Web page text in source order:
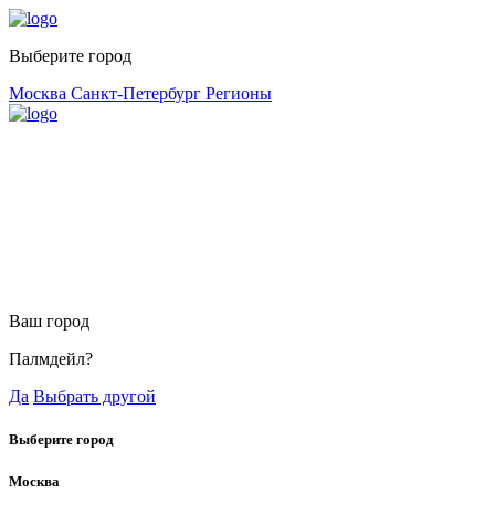
Выберите город
Москва Санкт-Петербург Регионы
Ваш город
Палмдейл?
Да Выбрать другой
Выберите город
Москва